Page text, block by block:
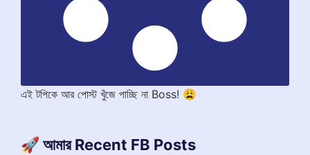
এই টপিকে আর পোস্ট খুঁজে পাচ্ছি না Boss! 😩
🚀 আমার Recent FB Posts